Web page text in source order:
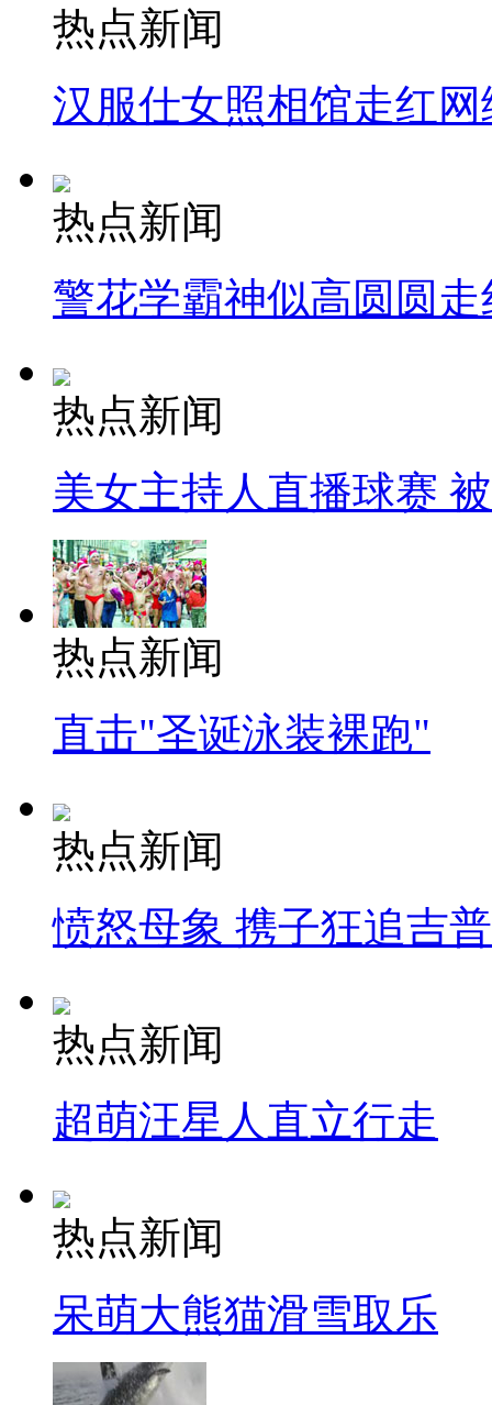
热点新闻
汉服仕女照相馆走红网
热点新闻
警花学霸神似高圆圆走
热点新闻
美女主持人直播球赛
热点新闻
直击"圣诞泳装裸跑"
热点新闻
愤怒母象 携子狂追吉
热点新闻
超萌汪星人直立行走
热点新闻
呆萌大熊猫滑雪取乐